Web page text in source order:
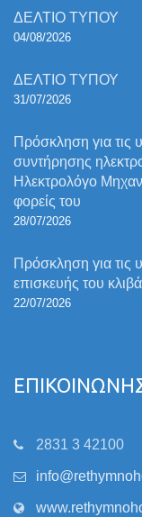
ΔΕΛΤΙΟ ΤΥΠΟΥ
04/08/2026
ΔΕΛΤΙΟ ΤΥΠΟΥ
31/07/2026
Πρόσκληση για τις
συντήρησης
Ηλεκτρολόγο
φορείς του
28/07/2026
Πρόσκληση για τις
επισκευής του
22/07/2026
2831 3 42100